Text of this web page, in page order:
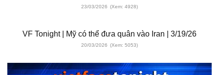
23/03/2026 (Xem: 4928)
VF Tonight | Mỹ có thể đưa quân vào Iran | 3/19/26
20/03/2026 (Xem: 5053)